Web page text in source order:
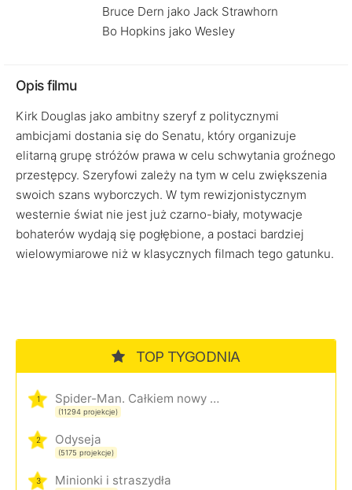
Bruce Dern jako Jack Strawhorn
Bo Hopkins jako Wesley
Opis filmu
Kirk Douglas jako ambitny szeryf z politycznymi
ambicjami dostania się do Senatu, który organizuje
elitarną grupę stróżów prawa w celu schwytania groźnego
przestępcy. Szeryfowi zależy na tym w celu zwiększenia
swoich szans wyborczych. W tym rewizjonistycznym
westernie świat nie jest już czarno-biały, motywacje
bohaterów wydają się pogłębione, a postaci bardziej
wielowymiarowe niż w klasycznych filmach tego gatunku.
TOP TYGODNIA
1 Spider-Man. Całkiem nowy dzień
(11294 projekcje)
2 Odyseja
(5175 projekcje)
3 Minionki i straszydła